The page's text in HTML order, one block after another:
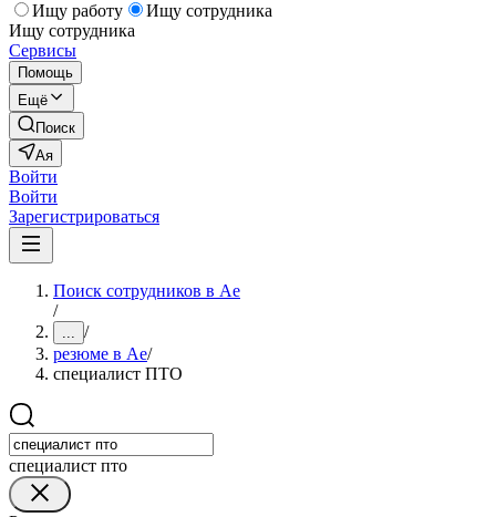
Ищу работу
Ищу сотрудника
Ищу сотрудника
Сервисы
Помощь
Ещё
Поиск
Ая
Войти
Войти
Зарегистрироваться
Поиск сотрудников в Ае
/
... /
резюме в Ае/
специалист ПТО
специалист пто